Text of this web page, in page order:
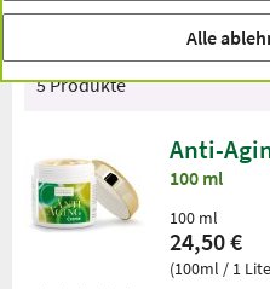
Sortieren nach Empfehlung
5 Produkte
Anti-
100 ml
100 ml
24,50 €
(100ml / 1
Alle